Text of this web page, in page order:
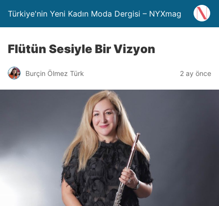
Türkiye'nin Yeni Kadın Moda Dergisi – NYXmag
Flütün Sesiyle Bir Vizyon
Burçin Ölmez Türk 2 ay önce